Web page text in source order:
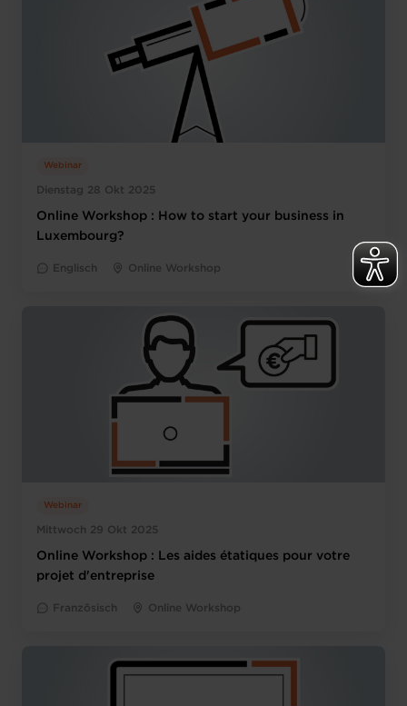
Dienstag 28 Okt 2025
Webinar
Online Workshop : How to start your business in
Luxembourg?
Englisch Online Workshop
Mittwoch 29 Okt 2025
Webinar
Online Workshop : Les aides étatiques pour votre
projet d'entreprise
Französisch Online Workshop